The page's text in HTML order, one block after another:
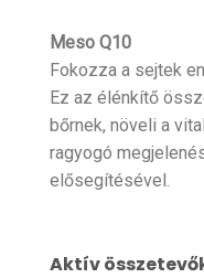
Meso Q10
Fokozza a sejtek
Ez az élénkítő
bőrnek, növeli a
ragyogó
elősegítésével.
Aktív